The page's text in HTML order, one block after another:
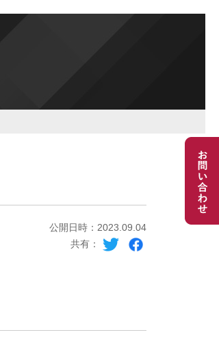
公開日時：2023.09.04
共有：